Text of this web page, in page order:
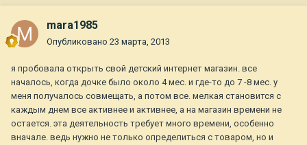
mara1985
Опубликовано 23 марта, 2013
я пробовала открыть свой детский интернет магазин. все
началось, когда дочке было около 4 мес. и где-то до 7 -8 мес. у
меня получалось совмещать, а потом все. мелкая становится с
каждым днем все активнее и активнее, а на магазин времени не
остается. эта деятельность требует много времени, особенно
вначале. ведь нужно не только определиться с товаром, но и